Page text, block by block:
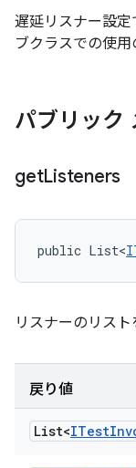
遅延リスナー設定
ブクラスでの使用
パブリック
getListeners
public List<
リスナーのリスト
戻り値
List<ITest